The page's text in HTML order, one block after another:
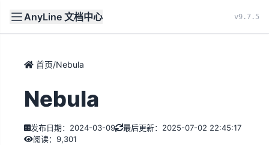
AnyLine 文档中心 v9.7.5
文档 首页
首页/Nebula
Nebula
发布日期：2024-03-09
最后更新：2025-07-02 22:45:17
阅读：9,301